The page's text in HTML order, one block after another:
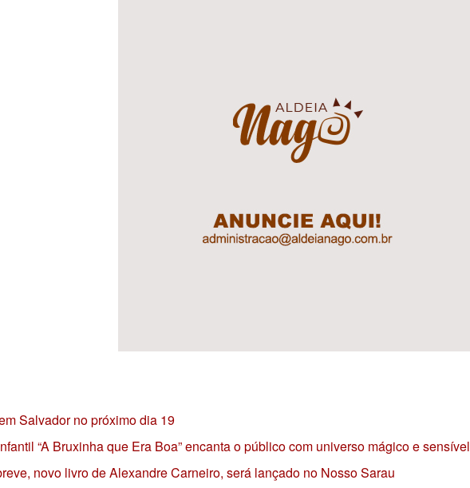
Salvador no próximo dia 19
“A Bruxinha que Era Boa” encanta o público com universo mágico e sensível
novo livro de Alexandre Carneiro, será lançado no Nosso Sarau